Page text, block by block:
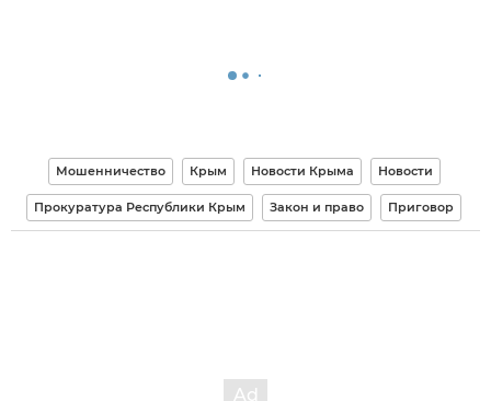
Мошенничество Крым Новости Крыма Новости
Прокуратура Республики Крым Закон и право Приговор